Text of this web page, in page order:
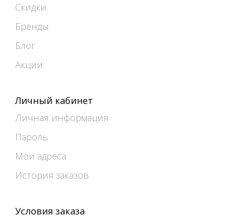
Скидки
Бренды
Блог
Акции
Личный кабинет
Личная информация
Пароль
Мои адреса
История заказов
Условия заказа